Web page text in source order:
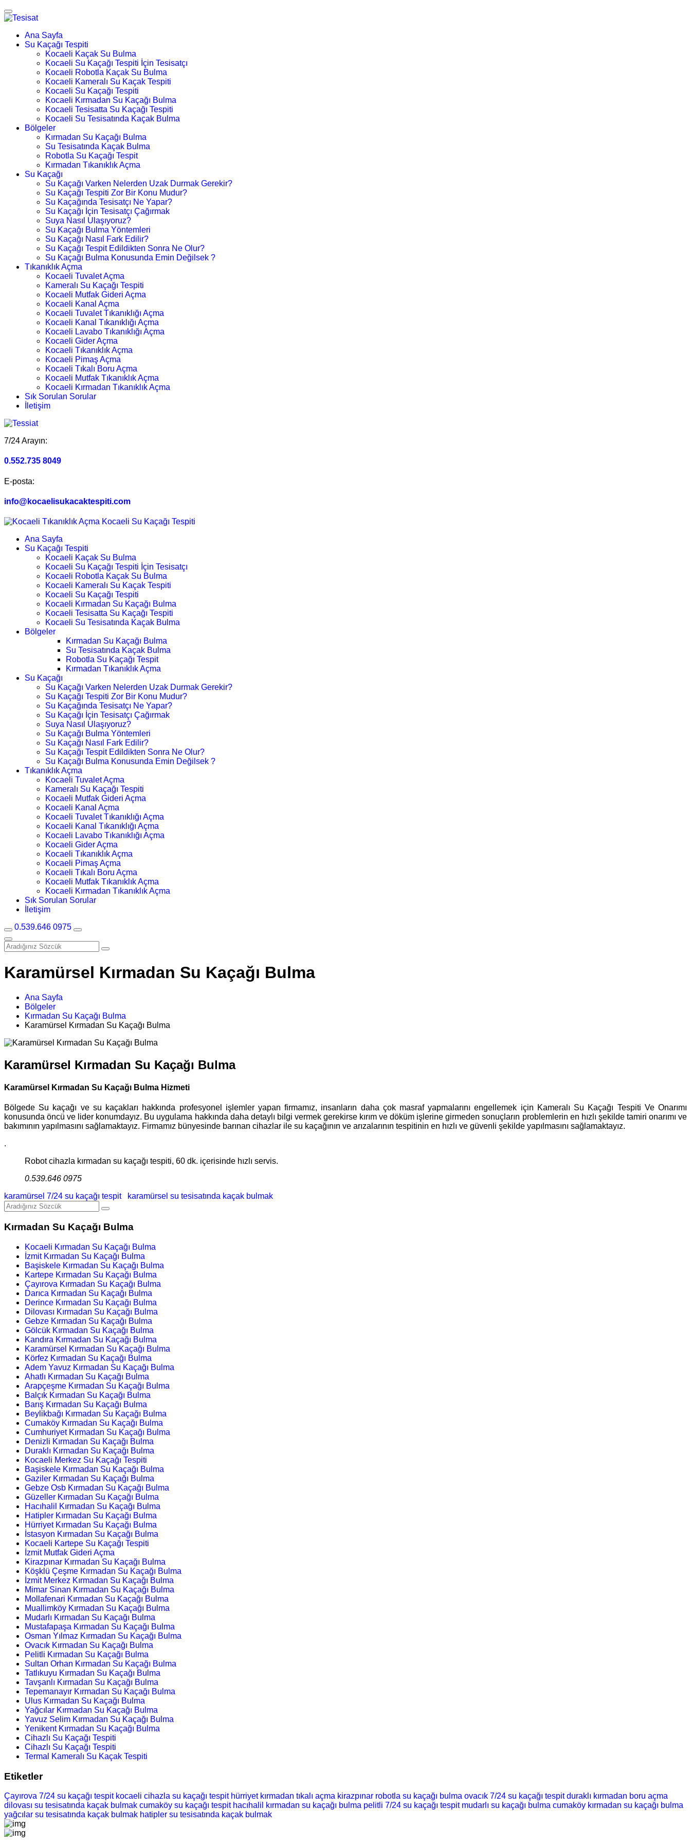
Ana Sayfa
Su Kaçağı Tespiti
Kocaeli Kaçak Su Bulma
Kocaeli Su Kaçağı Tespiti İçin Tesisatçı
Kocaeli Robotla Kaçak Su Bulma
Kocaeli Kameralı Su Kaçak Tespiti
Kocaeli Su Kaçağı Tespiti
Kocaeli Kırmadan Su Kaçağı Bulma
Kocaeli Tesisatta Su Kaçağı Tespiti
Kocaeli Su Tesisatında Kaçak Bulma
Bölgeler
Kırmadan Su Kaçağı Bulma
Su Tesisatında Kaçak Bulma
Robotla Su Kaçağı Tespit
Kırmadan Tıkanıklık Açma
Su Kaçağı
Su Kaçağı Varken Nelerden Uzak Durmak Gerekir?
Su Kaçağı Tespiti Zor Bir Konu Mudur?
Su Kaçağında Tesisatçı Ne Yapar?
Su Kaçağı İçin Tesisatçı Çağırmak
Suya Nasıl Ulaşıyoruz?
Su Kaçağı Bulma Yöntemleri
Su Kaçağı Nasıl Fark Edilir?
Su Kaçağı Tespit Edildikten Sonra Ne Olur?
Su Kaçağı Bulma Konusunda Emin Değilsek ?
Tıkanıklık Açma
Kocaeli Tuvalet Açma
Kameralı Su Kaçağı Tespiti
Kocaeli Mutfak Gideri Açma
Kocaeli Kanal Açma
Kocaeli Tuvalet Tıkanıklığı Açma
Kocaeli Kanal Tıkanıklığı Açma
Kocaeli Lavabo Tıkanıklığı Açma
Kocaeli Gider Açma
Kocaeli Tıkanıklık Açma
Kocaeli Pimaş Açma
Kocaeli Tıkalı Boru Açma
Kocaeli Mutfak Tıkanıklık Açma
Kocaeli Kırmadan Tıkanıklık Açma
Sık Sorulan Sorular
İletişim
7/24 Arayın:
0.552.735 8049
E-posta:
info@kocaelisukacaktespiti.com
Ana Sayfa
Su Kaçağı Tespiti
Kocaeli Kaçak Su Bulma
Kocaeli Su Kaçağı Tespiti İçin Tesisatçı
Kocaeli Robotla Kaçak Su Bulma
Kocaeli Kameralı Su Kaçak Tespiti
Kocaeli Su Kaçağı Tespiti
Kocaeli Kırmadan Su Kaçağı Bulma
Kocaeli Tesisatta Su Kaçağı Tespiti
Kocaeli Su Tesisatında Kaçak Bulma
Bölgeler
Kırmadan Su Kaçağı Bulma
Su Tesisatında Kaçak Bulma
Robotla Su Kaçağı Tespit
Kırmadan Tıkanıklık Açma
Su Kaçağı
Su Kaçağı Varken Nelerden Uzak Durmak Gerekir?
Su Kaçağı Tespiti Zor Bir Konu Mudur?
Su Kaçağında Tesisatçı Ne Yapar?
Su Kaçağı İçin Tesisatçı Çağırmak
Suya Nasıl Ulaşıyoruz?
Su Kaçağı Bulma Yöntemleri
Su Kaçağı Nasıl Fark Edilir?
Su Kaçağı Tespit Edildikten Sonra Ne Olur?
Su Kaçağı Bulma Konusunda Emin Değilsek ?
Tıkanıklık Açma
Kocaeli Tuvalet Açma
Kameralı Su Kaçağı Tespiti
Kocaeli Mutfak Gideri Açma
Kocaeli Kanal Açma
Kocaeli Tuvalet Tıkanıklığı Açma
Kocaeli Kanal Tıkanıklığı Açma
Kocaeli Lavabo Tıkanıklığı Açma
Kocaeli Gider Açma
Kocaeli Tıkanıklık Açma
Kocaeli Pimaş Açma
Kocaeli Tıkalı Boru Açma
Kocaeli Mutfak Tıkanıklık Açma
Kocaeli Kırmadan Tıkanıklık Açma
Sık Sorulan Sorular
İletişim
0.539.646 0975
Karamürsel Kırmadan Su Kaçağı Bulma
Ana Sayfa
Bölgeler
Kırmadan Su Kaçağı Bulma
Karamürsel Kırmadan Su Kaçağı Bulma
Karamürsel Kırmadan Su Kaçağı Bulma
Karamürsel Kırmadan Su Kaçağı Bulma Hizmeti
Bölgede Su kaçağı ve su kaçakları hakkında profesyonel işlemler yapan firmamız, insanların daha çok masraf yapmalarını engellemek için Kameralı Su Kaçağı Tespiti Ve Onarımı
konusunda öncü ve lider konumdayız. Bu uygulama hakkında daha detaylı bilgi vermek gerekirse kırım ve döküm işlerine girmeden sonuçların problemlerin en hızlı şekilde tamiri onarımı ve
bakımının yapılmasını sağlamaktayız. Firmamız bünyesinde barınan cihazlar ile su kaçağının ve arızalarının tespitinin en hızlı ve güvenli şekilde yapılmasını sağlamaktayız.
.
Robot cihazla kırmadan su kaçağı tespiti, 60 dk. içerisinde hızlı servis.
0.539.646 0975
karamürsel 7/24 su kaçağı tespit
karamürsel su tesisatında kaçak bulmak
Kırmadan Su Kaçağı Bulma
Kocaeli Kırmadan Su Kaçağı Bulma
İzmit Kırmadan Su Kaçağı Bulma
Başiskele Kırmadan Su Kaçağı Bulma
Kartepe Kırmadan Su Kaçağı Bulma
Çayırova Kırmadan Su Kaçağı Bulma
Darıca Kırmadan Su Kaçağı Bulma
Derince Kırmadan Su Kaçağı Bulma
Dilovası Kırmadan Su Kaçağı Bulma
Gebze Kırmadan Su Kaçağı Bulma
Gölcük Kırmadan Su Kaçağı Bulma
Kandıra Kırmadan Su Kaçağı Bulma
Karamürsel Kırmadan Su Kaçağı Bulma
Körfez Kırmadan Su Kaçağı Bulma
Adem Yavuz Kırmadan Su Kaçağı Bulma
Ahatlı Kırmadan Su Kaçağı Bulma
Arapçeşme Kırmadan Su Kaçağı Bulma
Balçık Kırmadan Su Kaçağı Bulma
Barış Kırmadan Su Kaçağı Bulma
Beylikbağı Kırmadan Su Kaçağı Bulma
Cumaköy Kırmadan Su Kaçağı Bulma
Cumhuriyet Kırmadan Su Kaçağı Bulma
Denizli Kırmadan Su Kaçağı Bulma
Duraklı Kırmadan Su Kaçağı Bulma
Kocaeli Merkez Su Kaçağı Tespiti
Başiskele Kırmadan Su Kaçağı Bulma
Gaziler Kırmadan Su Kaçağı Bulma
Gebze Osb Kırmadan Su Kaçağı Bulma
Güzeller Kırmadan Su Kaçağı Bulma
Hacıhalil Kırmadan Su Kaçağı Bulma
Hatipler Kırmadan Su Kaçağı Bulma
Hürriyet Kırmadan Su Kaçağı Bulma
İstasyon Kırmadan Su Kaçağı Bulma
Kocaeli Kartepe Su Kaçağı Tespiti
İzmit Mutfak Gideri Açma
Kirazpınar Kırmadan Su Kaçağı Bulma
Köşklü Çeşme Kırmadan Su Kaçağı Bulma
İzmit Merkez Kırmadan Su Kaçağı Bulma
Mimar Sinan Kırmadan Su Kaçağı Bulma
Mollafenari Kırmadan Su Kaçağı Bulma
Muallimköy Kırmadan Su Kaçağı Bulma
Mudarlı Kırmadan Su Kaçağı Bulma
Mustafapaşa Kırmadan Su Kaçağı Bulma
Osman Yılmaz Kırmadan Su Kaçağı Bulma
Ovacık Kırmadan Su Kaçağı Bulma
Pelitli Kırmadan Su Kaçağı Bulma
Sultan Orhan Kırmadan Su Kaçağı Bulma
Tatlıkuyu Kırmadan Su Kaçağı Bulma
Tavşanlı Kırmadan Su Kaçağı Bulma
Tepemanayır Kırmadan Su Kaçağı Bulma
Ulus Kırmadan Su Kaçağı Bulma
Yağcılar Kırmadan Su Kaçağı Bulma
Yavuz Selim Kırmadan Su Kaçağı Bulma
Yenikent Kırmadan Su Kaçağı Bulma
Cihazlı Su Kaçağı Tespiti
Cihazlı Su Kaçağı Tespiti
Termal Kameralı Su Kaçak Tespiti
Etiketler
Çayırova 7/24 su kaçağı tespit kocaeli cihazla su kaçağı tespit hürriyet kırmadan tıkalı açma kirazpınar robotla su kaçağı bulma ovacık 7/24 su kaçağı tespit duraklı kırmadan boru açma
dilovası su tesisatında kaçak bulmak cumaköy su kaçağı tespit hacıhalil kırmadan su kaçağı bulma pelitli 7/24 su kaçağı tespit mudarlı su kaçağı bulma cumaköy kırmadan su kaçağı bulma
yağcılar su tesisatında kaçak bulmak hatipler su tesisatında kaçak bulmak